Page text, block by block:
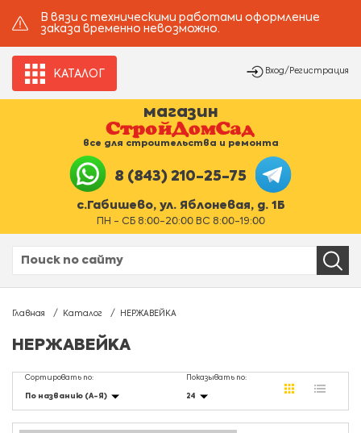
В вязи с техническими работами оформление
заказа временно невозможно.
КАТАЛОГ Вход/Регистрация
магазин
все для строительства и ремонта
8 (843) 210-25-75
с.Габишево, ул. Яблоневая, д. 1Б
ПН - СБ 8:00-20:00 ВС 8:00-19:00
Главная Каталог НЕРЖАВЕЙКА
НЕРЖАВЕЙКА
Сортировать по:
По названию (А-Я)
Показывать по:
24